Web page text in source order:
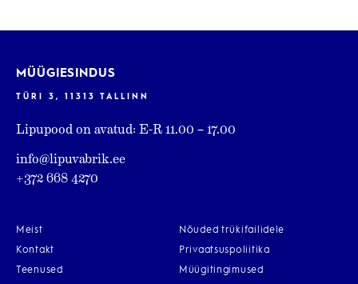
MÜÜGIESINDUS
TÜRI 3, 11313 TALLINN
Lipupood on avatud: E-R 11.00 – 17.00
info@lipuvabrik.ee
+372 668 4270
Meist
Kontakt
Teenused
Nõuded trükifailidele
Privaatsuspoliitika
Müügitingimused